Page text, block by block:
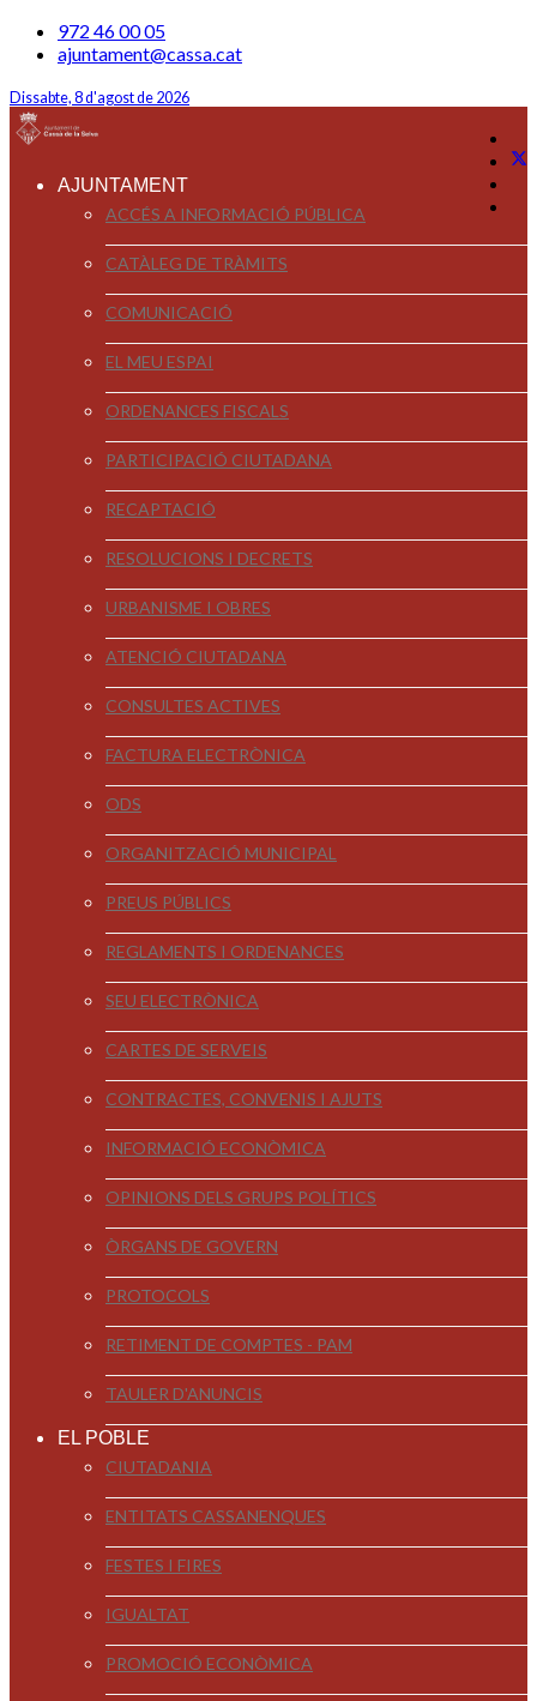
972 46 00 05
ajuntament@cassa.cat
Dissabte, 8 d'agost de 2026
AJUNTAMENT
ACCÉS A INFORMACIÓ PÚBLICA
CATÀLEG DE TRÀMITS
COMUNICACIÓ
EL MEU ESPAI
ORDENANCES FISCALS
PARTICIPACIÓ CIUTADANA
RECAPTACIÓ
RESOLUCIONS I DECRETS
URBANISME I OBRES
ATENCIÓ CIUTADANA
CONSULTES ACTIVES
FACTURA ELECTRÒNICA
ODS
ORGANITZACIÓ MUNICIPAL
PREUS PÚBLICS
REGLAMENTS I ORDENANCES
SEU ELECTRÒNICA
CARTES DE SERVEIS
CONTRACTES, CONVENIS I AJUTS
INFORMACIÓ ECONÒMICA
OPINIONS DELS GRUPS POLÍTICS
ÒRGANS DE GOVERN
PROTOCOLS
RETIMENT DE COMPTES - PAM
TAULER D'ANUNCIS
EL POBLE
CIUTADANIA
ENTITATS CASSANENQUES
FESTES I FIRES
IGUALTAT
PROMOCIÓ ECONÒMICA